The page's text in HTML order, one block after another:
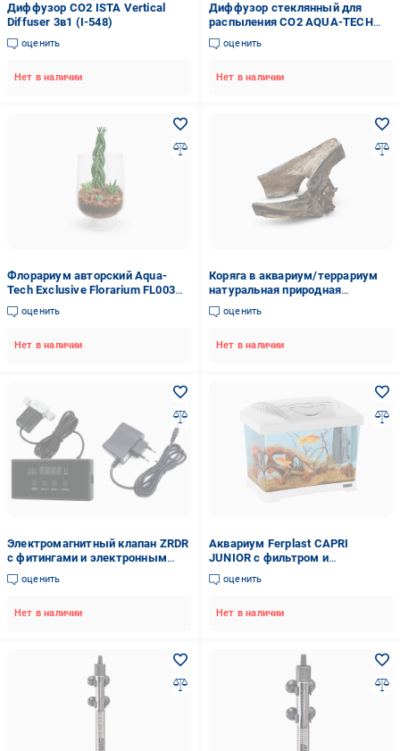
Диффузор СО2 ISTA Vertical
Diffuser 3в1 (I-548)
оценить
Нет в наличии
Диффузор стеклянный для
распыления СО2 AQUA-TECH
Elegance Round L (AT-GD-ERL)
оценить
Нет в наличии
Флорариум авторский Aqua-
Tech Exclusive Florarium FL003
(ATEFC003)
оценить
Нет в наличии
Коряга в аквариум/террариум
натуральная природная
декорация (0363)
оценить
Нет в наличии
Электромагнитный клапан ZRDR
с фитингами и электронным
таймером 12В (X02-01B)
оценить
Нет в наличии
Аквариум Ferplast CAPRI
JUNIOR с фильтром и
светильником 21 л (65010011)
оценить
Нет в наличии